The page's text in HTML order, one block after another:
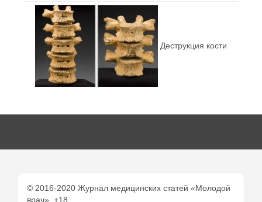
Деструкция кости
© 2016-2020 Журнал медицинских статей «Молодой
врач». +18.